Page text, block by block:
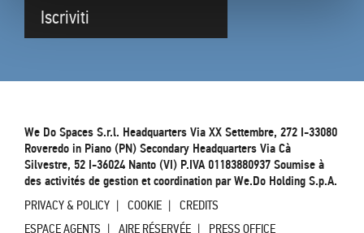
Iscriviti
We Do Spaces S.r.l. Headquarters Via XX Settembre, 272 I-33080
Roveredo in Piano (PN) Secondary Headquarters Via Cà
Silvestre, 52 I-36024 Nanto (VI) P.IVA 01183880937 Soumise à
des activités de gestion et coordination par We.Do Holding S.p.A.
PRIVACY & POLICY COOKIE
CREDITS
ESPACE AGENTS
AIRE RÉSERVÉE PRESS OFFICE